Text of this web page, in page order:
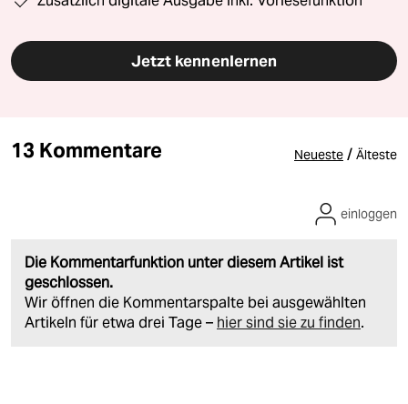
Jetzt kennenlernen
13 Kommentare Neueste / Älteste
Die Kommentarfunktion unter diesem Artikel ist
geschlossen.
Wir öffnen die Kommentarspalte bei ausgewählten
Artikeln für etwa drei Tage – hier sind sie zu finden.
einloggen